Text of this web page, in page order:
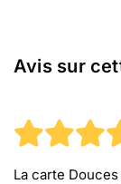
Avis sur
La carte